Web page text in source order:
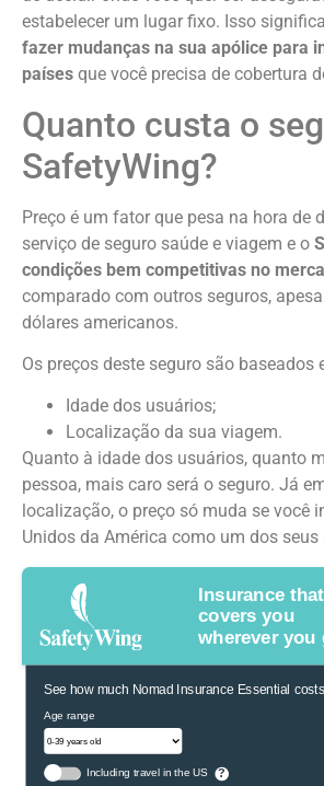
estabelecer um lugar fixo. Isso
fazer mudanças na sua apólice para
países que você precisa de cobertura
Quanto custa o
SafetyWing?
Preço é um fator que pesa na hora de
serviço de seguro saúde e viagem e o
condições bem competitivas no
comparado com outros seguros,
dólares americanos.
Os preços deste seguro são baseados
Idade dos usuários;
Localização da sua viagem.
Quanto à idade dos usuários, quanto
pessoa, mais caro será o seguro. Já
localização, o preço só muda se você
Unidos da América como um dos
Insurance that
covers you
wherever you
See how much Nomad Insurance Essential
Age range
Including travel in the US ?